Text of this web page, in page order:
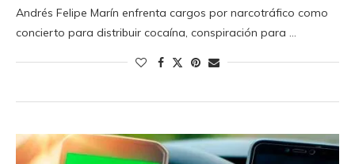
Andrés Felipe Marín enfrenta cargos por narcotráfico como
concierto para distribuir cocaína, conspiración para …